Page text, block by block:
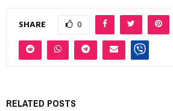
SHARE 0
RELATED POSTS